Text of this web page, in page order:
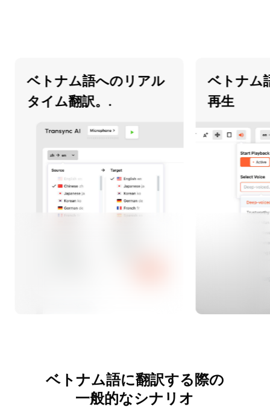
ベトナム語へのリアル
タイム翻訳。.
ベトナム語
再生
ベトナム語に翻訳する際の
一般的なシナリオ